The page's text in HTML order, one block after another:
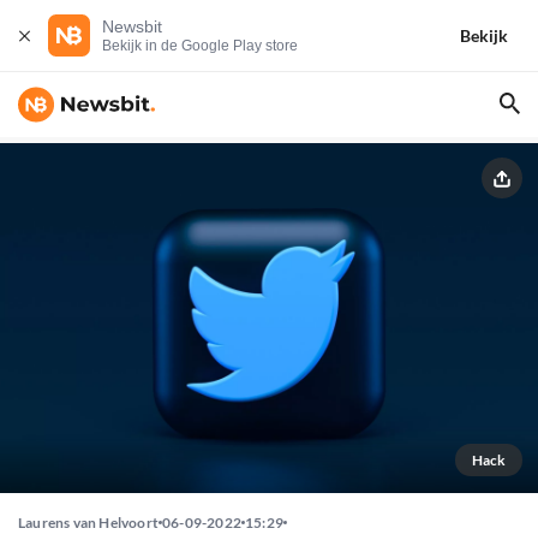
Newsbit
Bekijk in de Google Play store
Bekijk
Hack
Laurens van Helvoort 06-09-2022 15:29